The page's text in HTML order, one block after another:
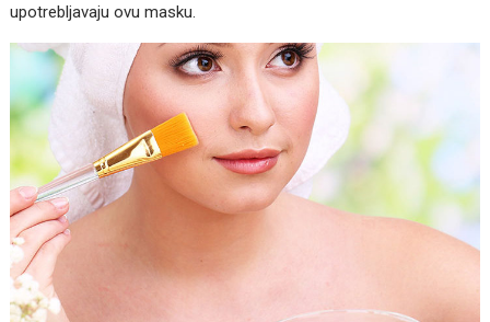
upotrebljavaju ovu masku.